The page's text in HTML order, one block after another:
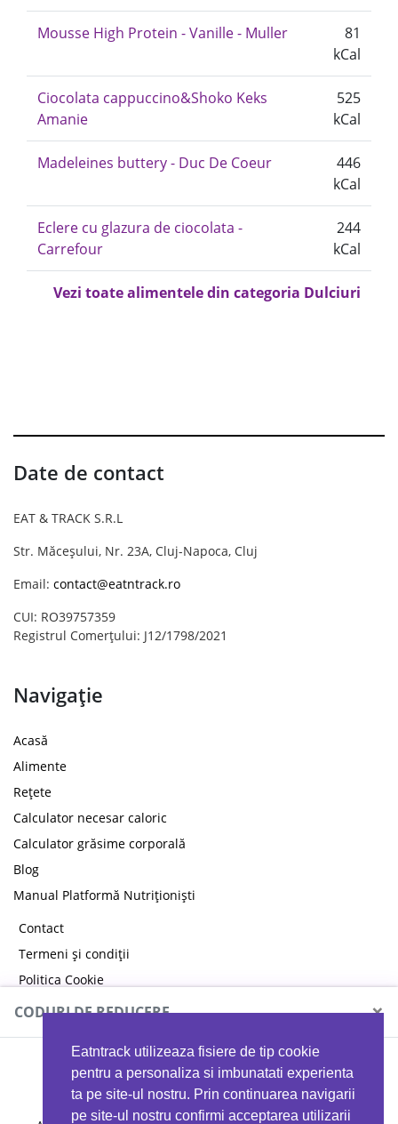
Eatntrack utilizeaza fisiere de tip cookie
pentru a personaliza si imbunatati experienta
ta pe site-ul nostru. Prin continuarea navigarii
pe site-ul nostru confirmi acceptarea utilizarii
Mousse High Protein - Vanille - Muller
81
kCal
Ciocolata cappuccino&Shoko Keks
Amanie
525
kCal
Madeleines buttery - Duc De Coeur
446
kCal
Eclere cu glazura de ciocolata -
Carrefour
244
kCal
Vezi toate alimentele din categoria Dulciuri
Date de contact
EAT & TRACK S.R.L
Str. Măceșului, Nr. 23A, Cluj-Napoca, Cluj
Email: contact@eatntrack.ro
CUI: RO39757359
Registrul Comerțului: J12/1798/2021
Navigație
Acasă
Alimente
Rețete
Calculator necesar caloric
Calculator grăsime corporală
Blog
Manual Platformă Nutriționiști
Contact
Termeni și condiții
Politica Cookie
Politica de confidențialitate
CODURI DE REDUCERE ×
MYPROTEIN